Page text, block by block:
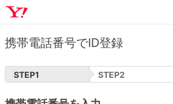
携帯電話番号でID登録
STEP1 STEP2